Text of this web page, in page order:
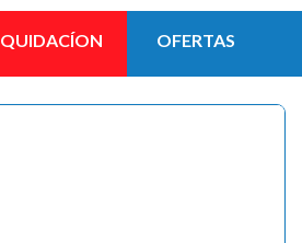
OFERTAS